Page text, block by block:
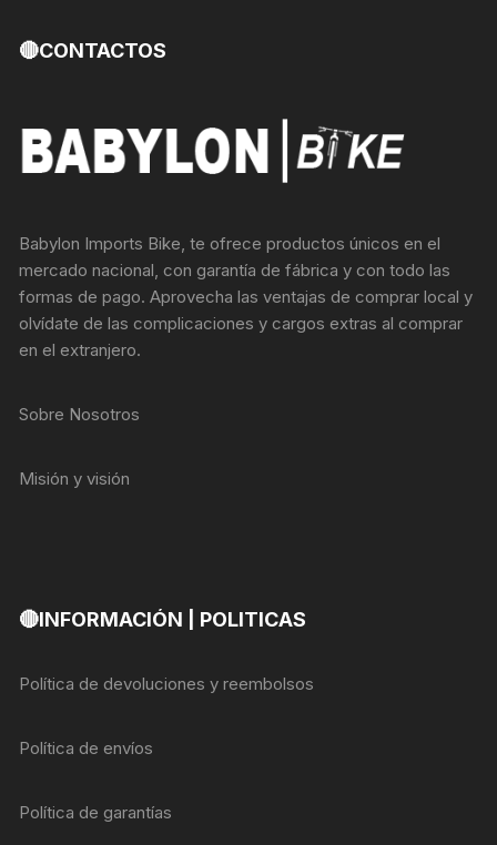
🔴CONTACTOS
Babylon Imports Bike, te ofrece productos únicos en el
mercado nacional, con garantía de fábrica y con todo las
formas de pago. Aprovecha las ventajas de comprar local y
olvídate de las complicaciones y cargos extras al comprar
en el extranjero.
Sobre Nosotros
Misión y visión
🔴INFORMACIÓN | POLITICAS
Política de devoluciones y reembolsos
Política de envíos
Política de garantías